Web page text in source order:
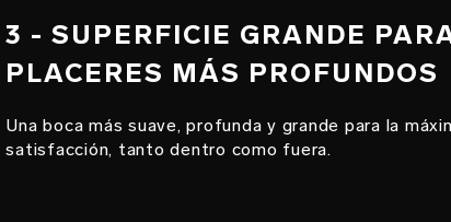
3 - SUPERFICIE GRANDE
PLACERES MÁS PROFUNDOS
Una boca más suave, profunda y grande para la
satisfacción, tanto dentro como fuera.